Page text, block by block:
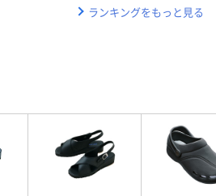
ランキングをもっと見る